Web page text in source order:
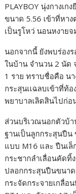
PLAYBOY นุ่งกางเ
ขนาด 5.56 เข้าที่หา
เป็นรูโหว่ นอนหงายจ
นอกจากนี้ ยังพบร่อง
ในบ้าน จำนวน 2 นัด
1 ราย ทราบชื่อคือ น
กระสุนเเฉลบเข้าที่ท้
พยาบาลเลิดสินไปก่อ
ส่วนบริเวณนอกตัวบ้
ฐานเป็นลูกกระสุนปืน
แบบ M16 และ ปืนเ
กระชากลำเลื่อนคัด
ปลอกกระสุนปืนขนา
กระจัดกระจายเกลื่